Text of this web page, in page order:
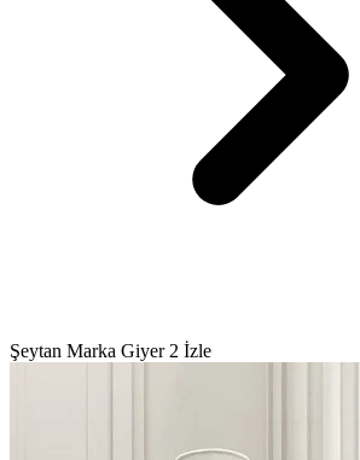
Şeytan Marka Giyer 2 İzle